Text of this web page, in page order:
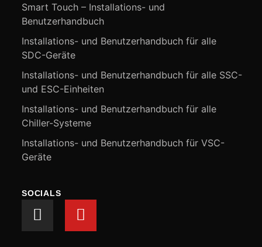
Smart Touch – Installations- und
Benutzerhandbuch
Installations- und Benutzerhandbuch für alle
SDC-Geräte
Installations- und Benutzerhandbuch für alle SSC-
und ESC-Einheiten
Installations- und Benutzerhandbuch für alle
Chiller-Systeme
Installations- und Benutzerhandbuch für VSC-
Geräte
SOCIALS